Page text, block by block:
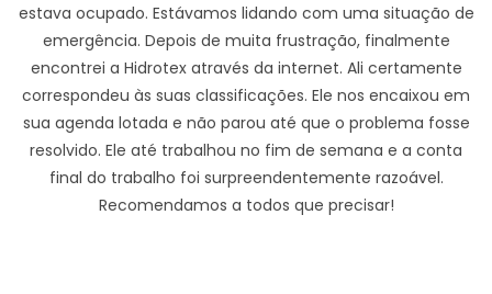
estava ocupado. Estávamos lidando com uma situação de
emergência. Depois de muita frustração, finalmente
encontrei a Hidrotex através da internet. Ali certamente
correspondeu às suas classificações. Ele nos encaixou em
sua agenda lotada e não parou até que o problema fosse
resolvido. Ele até trabalhou no fim de semana e a conta
final do trabalho foi surpreendentemente razoável.
Recomendamos a todos que precisar!